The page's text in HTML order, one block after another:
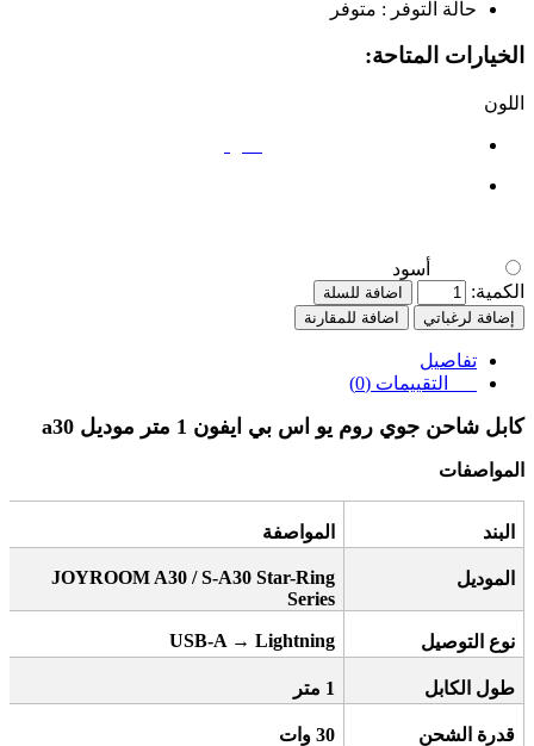
حالة التوفر : متوفر
الخيارات المتاحة:
اللون
أسود
الكمية:
اضافة للسلة
إضافة لرغباتي
اضافة للمقارنة
تفاصيل
التقييمات (0)
كابل شاحن جوي روم يو اس بي ايفون 1 متر موديل
المواصفات
البند المواصفة
الموديل
JOYROOM A30 / S-A30 Star-Ring
Series
نوع التوصيل USB-A → Lightning
طول الكابل 1 متر
قدرة الشحن 30 وات